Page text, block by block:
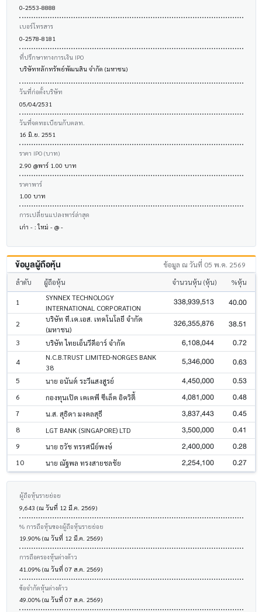
0-2553-8888
เบอร์โทรสาร
0-2578-8181
ที่ปรึกษาทางการเงิน IPO
บริษัทหลักทรัพย์พัฒนสิน จำกัด (มหาชน)
วันที่ก่อตั้งบริษัท
05/04/2531
วันที่จดทะเบียนกับตลท.
16 มิ.ย. 2551
ราคา IPO (บาท)
2.90 @พาร์ 1.00 บาท
ราคาพาร์
1.00 บาท
การเปลี่ยนแปลงพาร์ล่าสุด
เก่า - : ใหม่ - @ -
ข้อมูลผู้ถือหุ้น ข้อมูล ณ วันที่ 05 พ.ค. 2569
ลำดับ ผู้ถือหุ้น จำนวนหุ้น (หุ้น) %หุ้น
1
SYNNEX TECHNOLOGY
INTERNATIONAL CORPORATION
338,939,513 40.00
2
บริษัท ที.เค.เอส. เทคโนโลยี จำกัด
(มหาชน)
326,355,876 38.51
3 บริษัท ไทยเอ็นวีดีอาร์ จำกัด 6,108,044 0.72
4
N.C.B.TRUST LIMITED-NORGES BANK
38
5,346,000 0.63
5 นาย อนันต์ ระวีแสงสูรย์ 4,450,000 0.53
6 กองทุนเปิด เคเคพี ซีเล็ค อิควิตี้ 4,081,000 0.48
7 น.ส. สุธิดา มงคลสุธี 3,837,443 0.45
8 LGT BANK (SINGAPORE) LTD 3,500,000 0.41
9 นาย ธวัช ทรรศนีย์พงษ์ 2,400,000 0.28
10 นาย ณัฐพล ทรงสายชลชัย 2,254,100 0.27
ผู้ถือหุ้นรายย่อย
9,643 (ณ วันที่ 12 มี.ค. 2569)
% การถือหุ้นของผู้ถือหุ้นรายย่อย
19.90% (ณ วันที่ 12 มี.ค. 2569)
การถือครองหุ้นต่างด้าว
41.09% (ณ วันที่ 07 ส.ค. 2569)
ข้อจำกัดหุ้นต่างด้าว
49.00% (ณ วันที่ 07 ส.ค. 2569)